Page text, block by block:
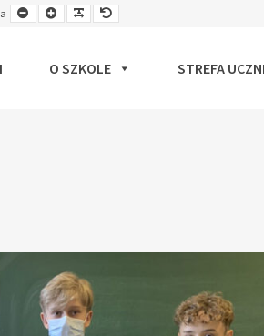
Smaller
Font
Larger
Font
Readable
Font
Default
Font
O SZKOLE STREFA